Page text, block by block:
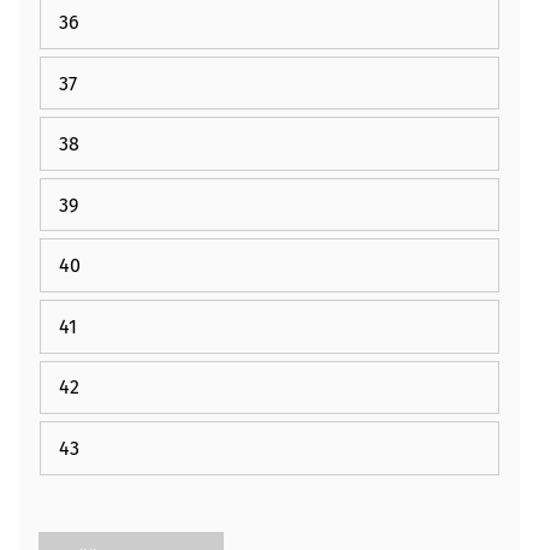
36
37
38
39
40
41
42
43